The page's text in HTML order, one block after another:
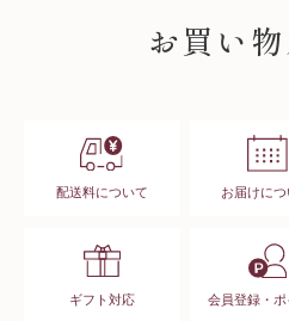
お買い物
配送料について お届けにつ
ギフト対応 会員登録・ポ